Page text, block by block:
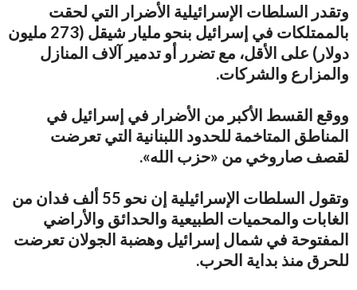
وتقدر السلطات الإسرائيلية الأضرار التي لحقت
بالممتلكات في إسرائيل بنحو مليار شيقل (273 مليون
دولار) على الأقل، مع تضرر أو تدمير آلاف المنازل
والمزارع والشركات.
ووقع القسط الأكبر من الأضرار في إسرائيل في
المناطق المتاخمة للحدود اللبنانية التي تعرضت
لقصف صاروخي من «حزب الله».
وتقول السلطات الإسرائيلية إن نحو 55 ألف فدان من
الغابات والمحميات الطبيعية والحدائق والأراضي
المفتوحة في شمال إسرائيل وهضبة الجولان تعرضت
للحرق منذ بداية الحرب.